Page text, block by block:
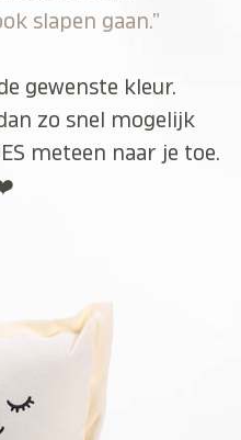
slapen gaan.”
gewenste kleur.
zo snel mogelijk
meteen naar je toe.